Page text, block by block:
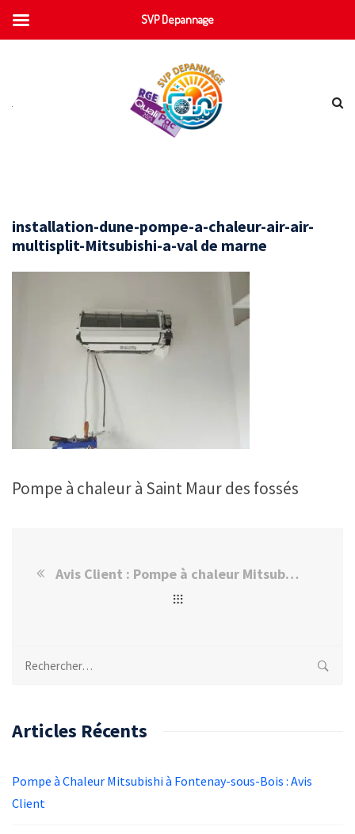
installation-dune-pompe-a-chaleur-air-air-
multisplit-Mitsubishi-a-val de marne
Pompe à chaleur à Saint Maur des fossés
Avis Client : Pompe à chaleur Mitsubishi à Saint-Maur des fossés
Rechercher :
Articles Récents
Pompe à Chaleur Mitsubishi à Fontenay-sous-Bois : Avis
Client
SVP Depannage